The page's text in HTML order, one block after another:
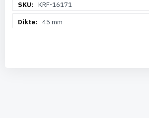
informatieKRF-16171
45 mm